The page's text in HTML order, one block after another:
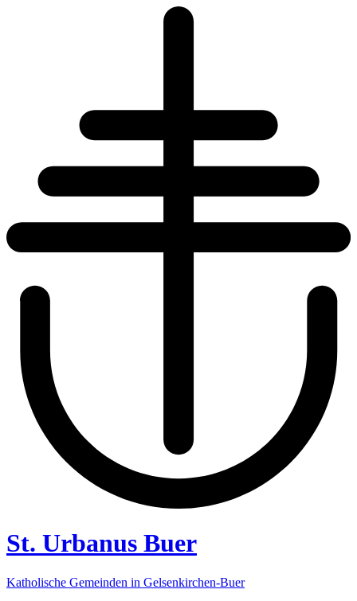
St. Urbanus Buer
Katholische Gemeinden in Gelsenkirchen-Buer